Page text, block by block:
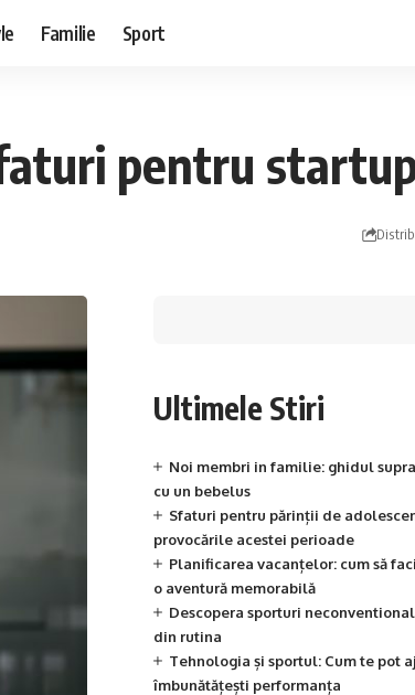
Familie Sport
pentru
Ultimele Stiri
Noi membri in familie: ghidul
cu un bebelus
Sfaturi pentru părinții de
provocările acestei perioade
Planificarea vacanțelor: cum să
o aventură memorabilă
Descopera sporturi
din rutina
Tehnologia și sportul: Cum te pot
îmbunătățești performanța